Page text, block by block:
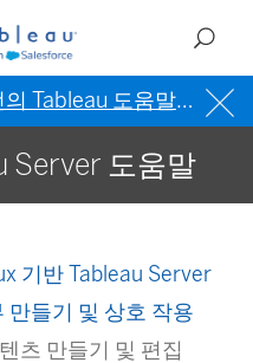
Tableau 도움말을 참조
Server 도움말
기반 Tableau Server
만들기 및 상호 작용
츠 만들기 및 편집